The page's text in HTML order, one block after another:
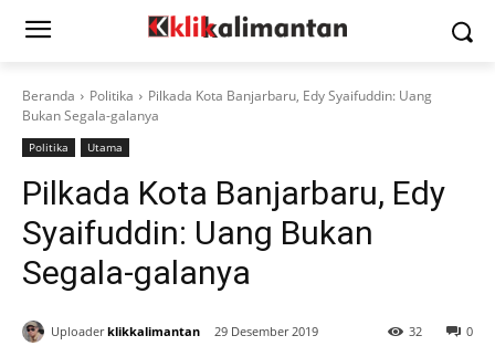
Beranda Politika
Pilkada Kota Banjarbaru, Edy Syaifuddin: Uang
Bukan Segala-galanya
Politika Utama
Pilkada Kota Banjarbaru, Edy
Syaifuddin: Uang Bukan
Segala-galanya
Uploader klikkalimantan 29 Desember 2019 0
32